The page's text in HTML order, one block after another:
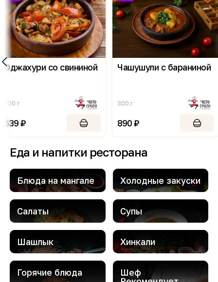
Чашушули с бараниной
890 ₽
Хинкали с
соусом
550 ₽
Еда и напитки ресторана
Блюда на мангале Холодные закуски
Салаты Супы
Шашлык Хинкaли
Горячие блюда
Шеф